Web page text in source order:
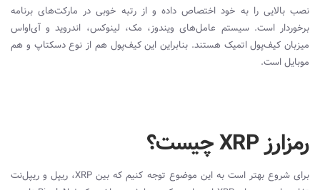
نصب بالایی را به خود اختصاص داده و از رتبه خوبی در مارکت‌های برنامه
برخوردار است. سیستم عامل‌های ویندوز، مک، لینوکس، اندروید و آی‌او‌اس
میزبان کیف‌پول اتمیک هستند. بنابراین این کیف‌پول هم از نوع دسکتاپ و هم
موبایل است.
رمزارز XRP چیست؟
برای شروع بهتر است به این موضوع توجه کنیم که بین XRP، ریپل و ریپلنت